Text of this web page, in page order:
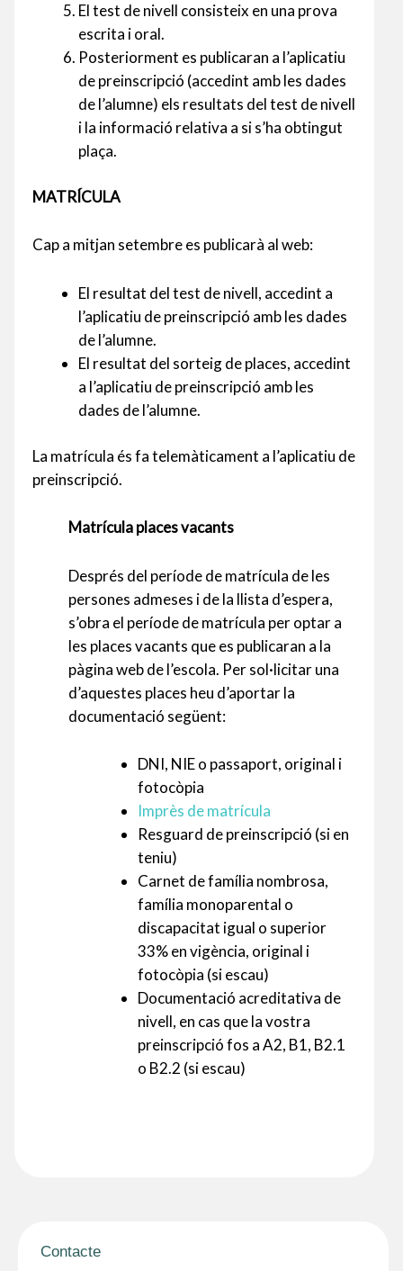
Contacte
El test de nivell consisteix en una prova
escrita i oral.
Posteriorment es publicaran a l’aplicatiu
de preinscripció (accedint amb les dades
de l’alumne) els resultats del test de nivell
i la informació relativa a si s’ha obtingut
plaça.
MATRÍCULA
Cap a mitjan setembre es publicarà al web:
El resultat del test de nivell, accedint a
l’aplicatiu de preinscripció amb les dades
de l’alumne.
El resultat del sorteig de places, accedint
a l’aplicatiu de preinscripció amb les
dades de l’alumne.
La matrícula és fa telemàticament a l’aplicatiu de
preinscripció.
Matrícula places vacants
Després del període de matrícula de les
persones admeses i de la llista d’espera,
s’obra el període dematrícula per optar a
les places vacants que es publicaran a la
pàgina web de l’escola. Per sol·licitar una
d’aquestes places heu d’aportar la
documentació següent:
DNI, NIE o passaport, original i
fotocòpia
Imprès de matrícula
Resguard de preinscripció (si en
teniu)
Carnet de família nombrosa,
família monoparental o
discapacitat igual o superior
33% en vigència, original i
fotocòpia (si escau)
Documentació acreditativa de
nivell, en cas que la vostra
preinscripció fos a A2, B1, B2.1
o B2.2 (si escau)